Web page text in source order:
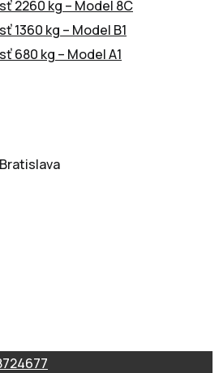
2260 kg – Model 8C
1360 kg – Model B1
680 kg – Model A1